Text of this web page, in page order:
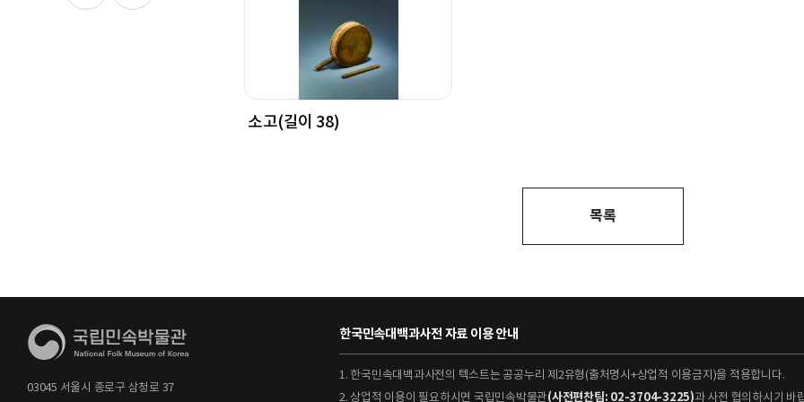
소고(길이 38)
목록
03045 서울시 종로구 삼청로 37
한국민속대백과사전 자료 이용 안내
1. 한국민속대백과사전의 텍스트는 공공누리 제2유형(출처명시+상업적 이용금지)을 적용합니다.
2. 상업적 이용이 필요하시면 국립민속박물관(사전편찬팀: 02-3704-3225)과 사전 협의하시기 바